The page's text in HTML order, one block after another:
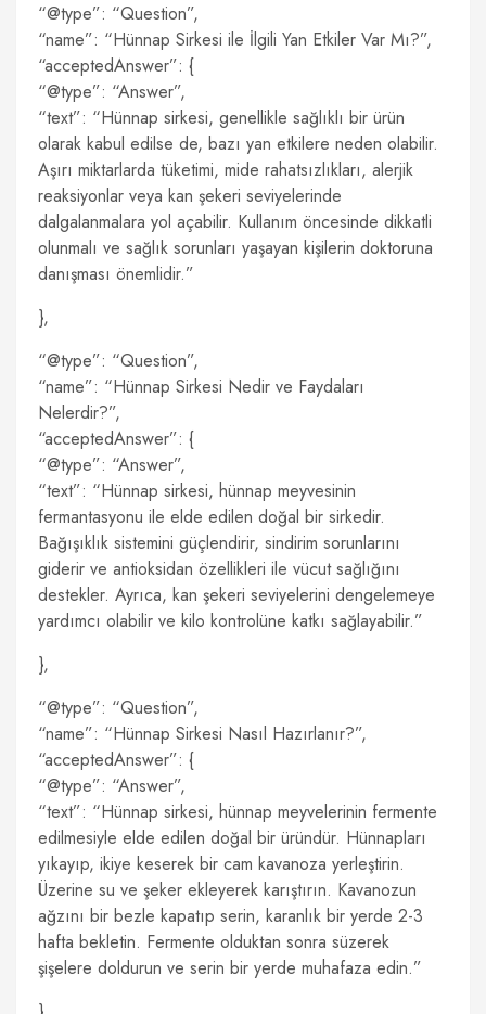
“@type”: “Question”,
“name”: “Hünnap Sirkesi ile İlgili Yan Etkiler Var Mı?”,
“acceptedAnswer”: {
“@type”: “Answer”,
“text”: “Hünnap sirkesi, genellikle sağlıklı bir ürün
olarak kabul edilse de, bazı yan etkilere neden olabilir.
Aşırı miktarlarda tüketimi, mide rahatsızlıkları, alerjik
reaksiyonlar veya kan şekeri seviyelerinde
dalgalanmalara yol açabilir. Kullanım öncesinde dikkatli
olunmalı ve sağlık sorunları yaşayan kişilerin doktoruna
danışması önemlidir.”
},
“@type”: “Question”,
“name”: “Hünnap Sirkesi Nedir ve Faydaları
Nelerdir?”,
“acceptedAnswer”: {
“@type”: “Answer”,
“text”: “Hünnap sirkesi, hünnap meyvesinin
fermantasyonu ile elde edilen doğal bir sirkedir.
Bağışıklık sistemini güçlendirir, sindirim sorunlarını
giderir ve antioksidan özellikleri ile vücut sağlığını
destekler. Ayrıca, kan şekeri seviyelerini dengelemeye
yardımcı olabilir ve kilo kontrolüne katkı sağlayabilir.”
},
“@type”: “Question”,
“name”: “Hünnap Sirkesi Nasıl Hazırlanır?”,
“acceptedAnswer”: {
“@type”: “Answer”,
“text”: “Hünnap sirkesi, hünnap meyvelerinin fermente
edilmesiyle elde edilen doğal bir üründür. Hünnapları
yıkayıp, ikiye keserek bir cam kavanoza yerleştirin.
Üzerine su ve şeker ekleyerek karıştırın. Kavanozun
ağzını bir bezle kapatıp serin, karanlık bir yerde 2-3
hafta bekletin. Fermente olduktan sonra süzerek
şişelere doldurun ve serin bir yerde muhafaza edin.”